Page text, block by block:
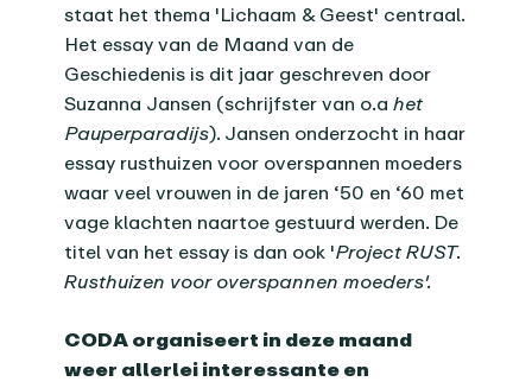
staat het thema 'Lichaam & Geest' centraal.
Het essay van de Maand van de
Geschiedenis is dit jaar geschreven door
Suzanna Jansen (schrijfster van o.ahet
Pauperparadijs). Jansen onderzocht in haar
essay rusthuizen voor overspannen moeders
waar veel vrouwen in de jaren ‘50 en ‘60 met
vage klachten naartoe gestuurd werden. De
titel van het essay is dan ook 'Project RUST.
Rusthuizen voor overspannen moeders'.
CODA organiseert in deze maand
weer allerlei interessante en